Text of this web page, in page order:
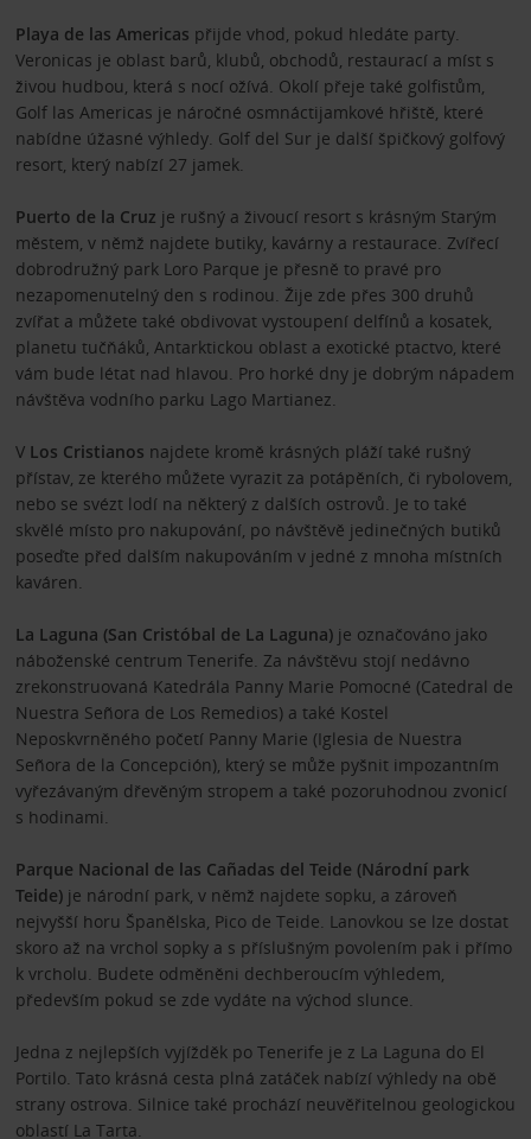
Playa de las Americas přijde vhod, pokud hledáte party.
Veronicas je oblast barů, klubů, obchodů, restaurací a míst s
živou hudbou, která s nocí ožívá. Okolí přeje také golfistům,
Golf las Americas je náročné osmnáctijamkové hřiště, které
nabídne úžasné výhledy. Golf del Sur je další špičkový golfový
resort, který nabízí 27 jamek.
Puerto de la Cruz je rušný a živoucí resort s krásným Starým
městem, v němž najdete butiky, kavárny a restaurace. Zvířecí
dobrodružný park Loro Parque je přesně to pravé pro
nezapomenutelný den s rodinou. Žije zde přes 300 druhů
zvířat a můžete také obdivovat vystoupení delfínů a kosatek,
planetu tučňáků, Antarktickou oblast a exotické ptactvo, které
vám bude létat nad hlavou. Pro horké dny je dobrým nápadem
návštěva vodního parku Lago Martianez.
V Los Cristianos najdete kromě krásných pláží také rušný
přístav, ze kterého můžete vyrazit za potápěních, či rybolovem,
nebo se svézt lodí na některý z dalších ostrovů. Je to také
skvělé místo pro nakupování, po návštěvě jedinečných butiků
poseďte před dalším nakupováním v jedné z mnoha místních
kaváren.
La Laguna (San Cristóbal de La Laguna)je označováno jako
náboženské centrum Tenerife. Za návštěvu stojí nedávno
zrekonstruovaná Katedrála Panny Marie Pomocné (Catedral de
Nuestra Señora de Los Remedios) a také Kostel
Neposkvrněného početí Panny Marie (Iglesia de Nuestra
Señora de la Concepción), který se může pyšnit impozantním
vyřezávaným dřevěným stropem a také pozoruhodnou zvonicí
s hodinami.
Parque Nacional de las Cañadas del Teide (Národní park
Teide)je národní park, v němž najdete sopku, a zároveň
nejvyšší horu Španělska, Pico de Teide. Lanovkou se lze dostat
skoro až na vrchol sopky a s příslušným povolením pak i přímo
k vrcholu. Budete odměněni dechberoucím výhledem,
především pokud se zde vydáte na východ slunce.
Jedna z nejlepších vyjížděk po Tenerife je z La Laguna do El
Portilo. Tato krásná cesta plná zatáček nabízí výhledy na obě
strany ostrova. Silnice také prochází neuvěřitelnou geologickou
oblastí La Tarta.